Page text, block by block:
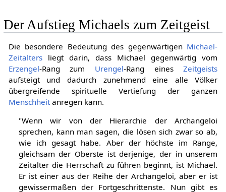
Der Aufstieg Michaels zum Zeitgeist
Die besondere Bedeutung des gegenwärtigen Michael-
Zeitaltersliegt darin, dass Michael gegenwärtig vom
Erzengel-Rang zum Urengel-Rang einesZeitgeists
aufsteigt und dadurch zunehmend eine alle Völker
übergreifende spirituelle Vertiefung der ganzen
Menschheitanregen kann.
"Wenn wir von der Hierarchie der Archangeloi
sprechen, kann man sagen, die lösen sich zwar so ab,
wie ich gesagt habe. Aber der höchste im Range,
gleichsam der Oberste ist derjenige, der in unserem
Zeitalter die Herrschaft zu führen beginnt, ist Michael.
Er ist einer aus der Reihe der Archangeloi, aber er ist
gewissermaßen der Fortgeschrittenste. Nun gibt es